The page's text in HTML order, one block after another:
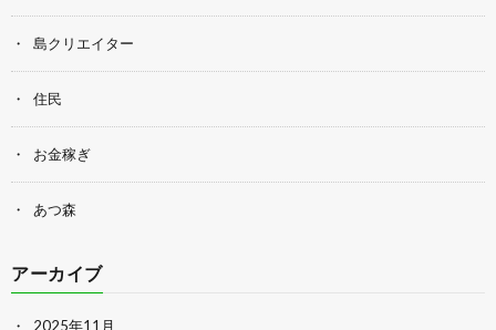
島クリエイター
住民
お金稼ぎ
あつ森
アーカイブ
2025年11月